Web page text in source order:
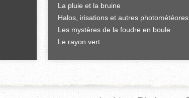
La pluie et la bruine
Halos, irisations et autres photométéores
Les mystères de la foudre en boule
Le rayon vert